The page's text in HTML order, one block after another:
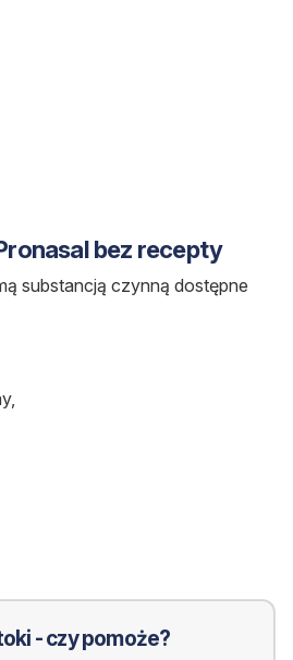
bez recepty
substancją czynną dostępne
- czy pomoże?